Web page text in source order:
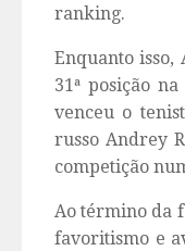
ranking.
Enquanto
31ª posição
venceu o
russo Andrey
competição
Ao término da
favoritismo e